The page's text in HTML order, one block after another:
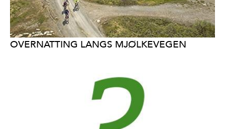
OVERNATTING LANGS MJØLKEVEGEN